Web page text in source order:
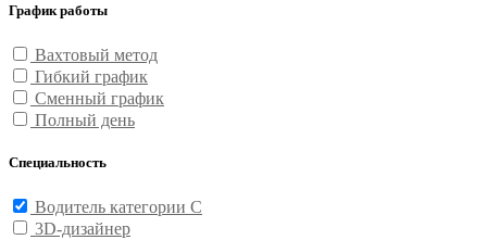
График работы
Вахтовый метод
Гибкий график
Сменный график
Полный день
Специальность
Водитель категории С
3D-дизайнер